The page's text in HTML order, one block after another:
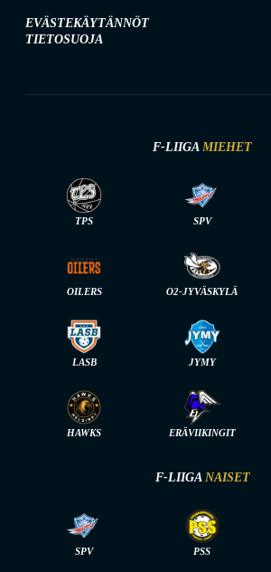
EVÄSTEKÄYTÄNNÖT
TIETOSUOJA
F-LIIGA MIEHET
TPS SPV
OILERS O2-JYVÄSKYLÄ
LASB JYMY
HAWKS ERÄVIIKINGIT
F-LIIGA NAISET
SPV PSS